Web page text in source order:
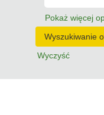
Pokaż więcej
Wyczyść